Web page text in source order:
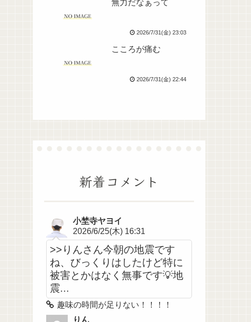
無力だなぁって
2026/7/31(金) 23:03
こころが痛む
2026/7/31(金) 22:44
新着コメント
小埜寺ヤヨイ
2026/6/25(木) 16:31
>>りんさん今朝の地震です
ね、びっくりはしたけど特に
被害とかはなく無事です💡地
震...
趣味の時間が足りない！！！！
りん